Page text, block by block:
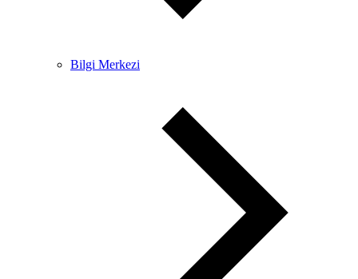
Bilgi Merkezi